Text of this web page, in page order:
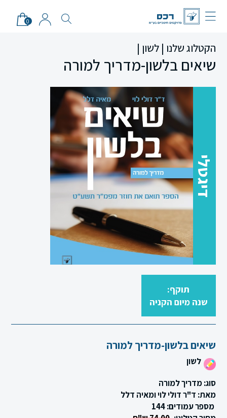
0
סגור
הקטלוג שלנו | לשון |
שיאים בלשון-מדריך למורה
דיגטלי
תוקף:
שנה מיום הקניה
שיאים בלשון-מדריך למורה
לשון
סוג: מדריך למורה
מאת: ד"ר דולי לוי ומאיה דלל
מספר עמודים: 144